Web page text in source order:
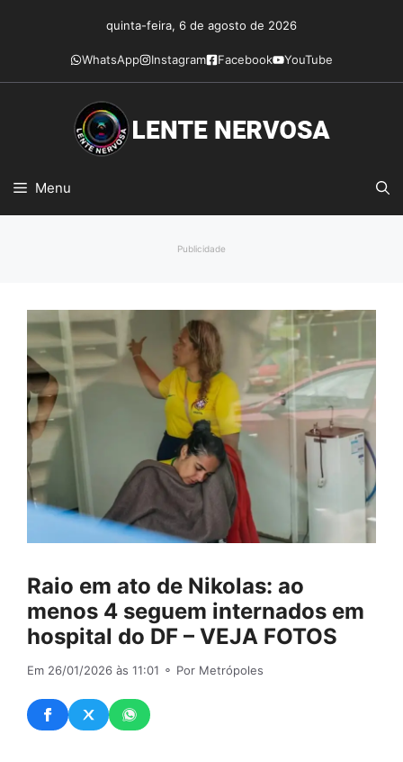
conteúdo
quinta-feira, 6 de agosto de 2026
WhatsApp Instagram Facebook YouTube
Menu
Publicidade
Raio em ato de Nikolas: ao
menos 4 seguem internados em
hospital do DF – VEJA FOTOS
Em 26/01/2026 às 11:01 ⚬ Por Metrópoles